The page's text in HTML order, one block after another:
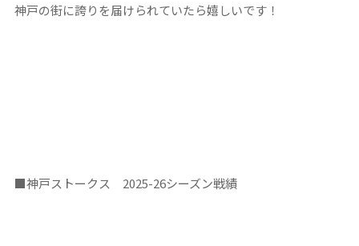
神戸の街に誇りを届けられていたら嬉しいです！
■神戸ストークス 2025-26シーズン戦績